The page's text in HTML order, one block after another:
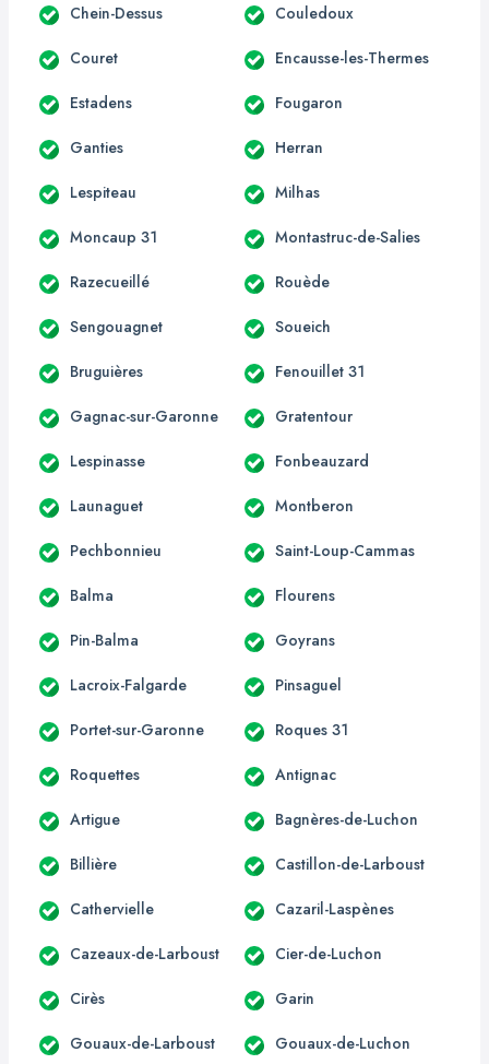
Chein-Dessus Couledoux
Couret Encausse-les-Thermes
Estadens Fougaron
Ganties Herran
Lespiteau Milhas
Moncaup 31 Montastruc-de-Salies
Razecueillé Rouède
Sengouagnet Soueich
Bruguières Fenouillet 31
Gagnac-sur-Garonne Gratentour
Lespinasse Fonbeauzard
Launaguet Montberon
Pechbonnieu Saint-Loup-Cammas
Balma Flourens
Pin-Balma Goyrans
Lacroix-Falgarde Pinsaguel
Portet-sur-Garonne Roques 31
Roquettes Antignac
Artigue Bagnères-de-Luchon
Billière Castillon-de-Larboust
Cathervielle Cazaril-Laspènes
Cazeaux-de-Larboust Cier-de-Luchon
Cirès Garin
Gouaux-de-Larboust Gouaux-de-Luchon